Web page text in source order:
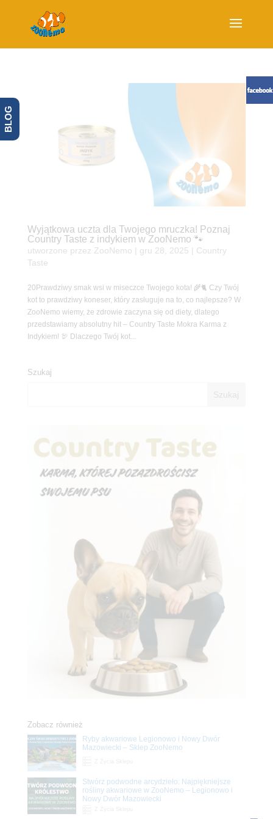
Wyjątkowa uczta dla Twojego mruczka! Poznaj
Country Taste z indykiem w ZooNemo 🐾
utworzone przez ZooNemo gru 28, 2025
Country
Taste
20Prawdziwy smak wsi w miseczce Twojego kota! 🌾🐈 Czy Twój
kot to prawdziwy koneser, który zasługuje na to, co najlepsze? W
ZooNemo wiemy, że zdrowie zaczyna się od diety, dlatego
przedstawiamy absolutny hit – Country Taste Mokra Karma z
Indykiem! 🦃 Dlaczego Twój kot...
Szukaj
Zobacz również
Ryby akwariowe Legionowo i Nowy Dwór
Mazowiecki – Sklep ZooNemo
Stwórz podwodne arcydzieło: Najpiękniejsze
rośliny akwariowe w ZooNemo – Legionowo i
Nowy Dwór Mazowiecki
BLOG